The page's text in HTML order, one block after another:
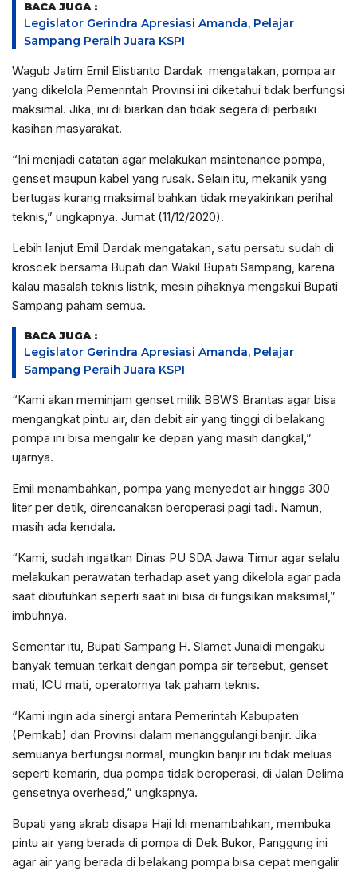
BACA JUGA :
Legislator Gerindra Apresiasi Amanda, Pelajar
Sampang Peraih Juara KSPI
Wagub Jatim Emil Elistianto Dardak mengatakan, pompa air
yang dikelola Pemerintah Provinsi ini diketahui tidak berfungsi
maksimal. Jika, ini di biarkan dan tidak segera di perbaiki
kasihan masyarakat.
“Ini menjadi catatan agar melakukan maintenance pompa,
genset maupun kabel yang rusak. Selain itu, mekanik yang
bertugas kurang maksimal bahkan tidak meyakinkan perihal
teknis,” ungkapnya. Jumat (11/12/2020).
Lebih lanjut Emil Dardak mengatakan, satu persatu sudah di
kroscek bersama Bupati dan Wakil Bupati Sampang, karena
kalau masalah teknis listrik, mesin pihaknya mengakui Bupati
Sampang paham semua.
BACA JUGA :
Legislator Gerindra Apresiasi Amanda, Pelajar
Sampang Peraih Juara KSPI
“Kami akan meminjam genset milik BBWS Brantas agar bisa
mengangkat pintu air, dan debit air yang tinggi di belakang
pompa ini bisa mengalir ke depan yang masih dangkal,”
ujarnya.
Emil menambahkan, pompa yang menyedot air hingga 300
liter per detik, direncanakan beroperasi pagi tadi. Namun,
masih ada kendala.
“Kami, sudah ingatkan Dinas PU SDA Jawa Timur agar selalu
melakukan perawatan terhadap aset yang dikelola agar pada
saat dibutuhkan seperti saat ini bisa di fungsikan maksimal,”
imbuhnya.
Sementar itu, Bupati Sampang H. Slamet Junaidi mengaku
banyak temuan terkait dengan pompa air tersebut, genset
mati, ICU mati, operatornya tak paham teknis.
“Kami ingin ada sinergi antara Pemerintah Kabupaten
(Pemkab) dan Provinsi dalam menanggulangi banjir. Jika
semuanya berfungsi normal, mungkin banjir ini tidak meluas
seperti kemarin, dua pompa tidak beroperasi, di Jalan Delima
gensetnya overhead,” ungkapnya.
Bupati yang akrab disapa Haji Idi menambahkan, membuka
pintu air yang berada di pompa di Dek Bukor, Panggung ini
agar air yang berada di belakang pompa bisa cepat mengalir